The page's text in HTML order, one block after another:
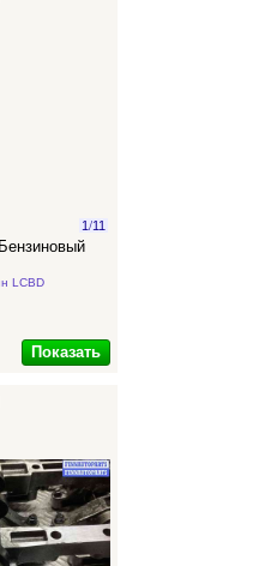
1/11
LCBD
Показать